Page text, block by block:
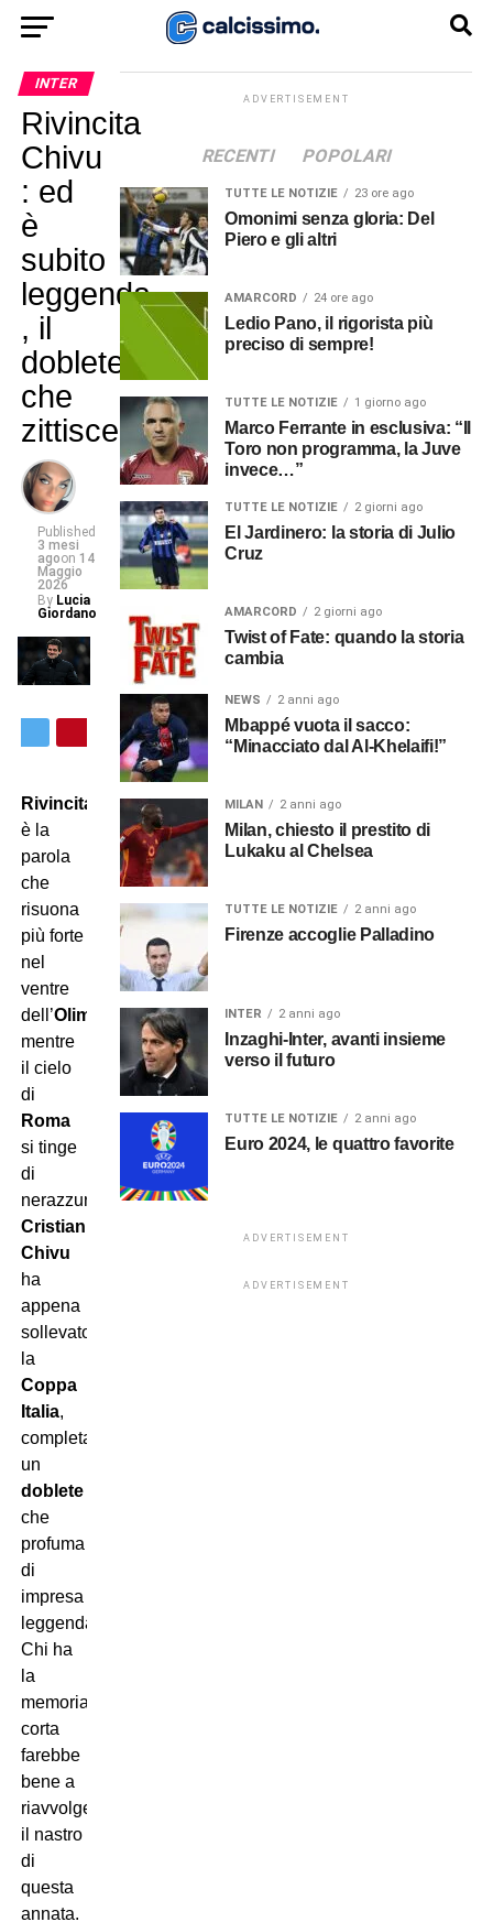
INTER
Rivincita
Chivu
: ed
è
subito
leggenda
, il
doblete
che
zittisce
Published
3 mesi
agoon 14
Maggio
2026
By Lucia
Giordano
Rivincita
è la
parola
che
risuona
più forte
nel
ventre
dell’Olimpico
mentre
il cielo
di
Roma
si tinge
di
nerazzurro.
Cristian
Chivu
ha
appena
sollevato
la
Coppa
Italia,
completando
un
doblete
che
profuma
di
impresa
leggendaria.
Chi ha
la
memoria
corta
farebbe
bene a
riavvolgere
il nastro
di
questa
annata.
ADVERTISEMENT
RECENTI POPOLARI
TUTTE LE NOTIZIE 23 ore ago
Omonimi senza gloria: Del
Piero e gli altri
AMARCORD 24 ore ago
Ledio Pano, il rigorista più
preciso di sempre!
TUTTE LE NOTIZIE 1 giorno ago
Marco Ferrante in esclusiva: “Il
Toro non programma, la Juve
invece…”
TUTTE LE NOTIZIE 2 giorni ago
El Jardinero: la storia di Julio
Cruz
AMARCORD 2 giorni ago
Twist of Fate: quando la storia
cambia
NEWS 2 anni ago
Mbappé vuota il sacco:
“Minacciato dal Al-Khelaifi!”
MILAN 2 anni ago
Milan, chiesto il prestito di
Lukaku al Chelsea
TUTTE LE NOTIZIE 2 anni ago
Firenze accoglie Palladino
INTER 2 anni ago
Inzaghi-Inter, avanti insieme
verso il futuro
TUTTE LE NOTIZIE 2 anni ago
Euro 2024, le quattro favorite
ADVERTISEMENT
ADVERTISEMENT